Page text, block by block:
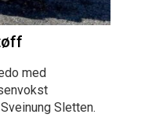
med
Sletten.